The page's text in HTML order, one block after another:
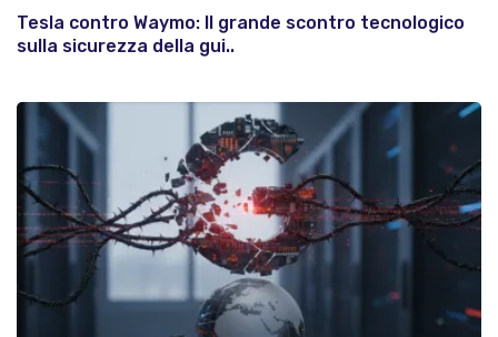
Tesla contro Waymo: Il grande scontro tecnologico
sulla sicurezza della gui..